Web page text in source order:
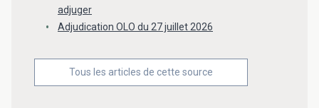
adjuger
Adjudication OLO du 27 juillet 2026
Tous les articles de cette source